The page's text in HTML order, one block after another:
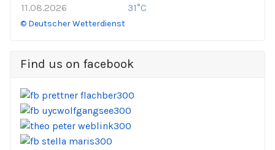
11.08.2026
31°C
© Deutscher Wetterdienst
Find us on facebook